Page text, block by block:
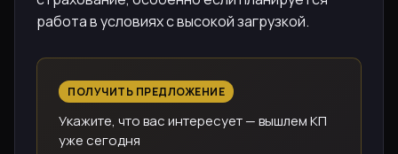
работа в условиях с высокой загрузкой.
ПОЛУЧИТЬ ПРЕДЛОЖЕНИЕ
Укажите, что вас интересует — вышлем КП
уже сегодня